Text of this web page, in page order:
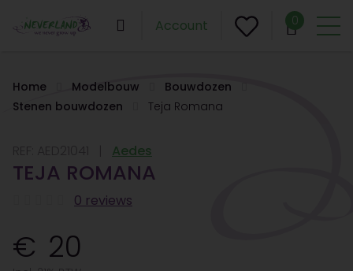
Account 0
Home Modelbouw
Bouwdozen
Stenen bouwdozen
Teja Romana
Aedes
TEJA ROMANA
0 reviews
20